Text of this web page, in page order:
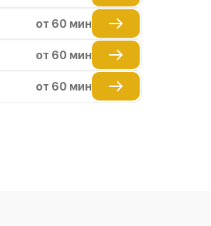
от 60 мин
от 60 мин
от 60 мин